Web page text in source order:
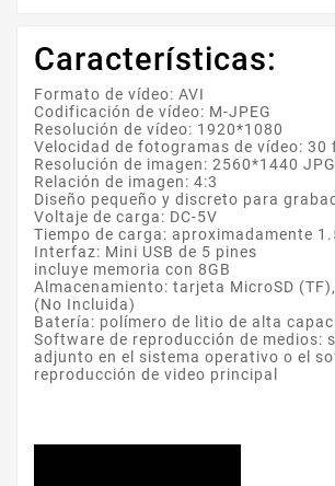
Características:
Formato de vídeo: AVI
Codificación de vídeo: M-JPEG
Resolución de vídeo: 1920*1080
Velocidad de fotogramas de vídeo: 30
Resolución de imagen: 2560*1440 JPG
Relación de imagen: 4:3
Diseño pequeño y discreto para
Voltaje de carga: DC-5V
Tiempo de carga: aproximadamente
Interfaz: Mini USB de 5 pines
incluye memoria con 8GB
Almacenamiento: tarjeta MicroSD
(No Incluida)
Batería: polímero de litio de alta
Software de reproducción de medios:
adjunto en el sistema operativo o el
reproducción de video principal